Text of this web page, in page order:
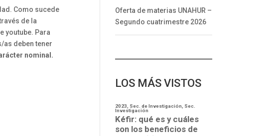
Como sucede
de la
youtube. Para
deben tener
nominal.
Oferta de materias UNAHUR –
Segundo cuatrimestre 2026
LOS MÁS VISTOS